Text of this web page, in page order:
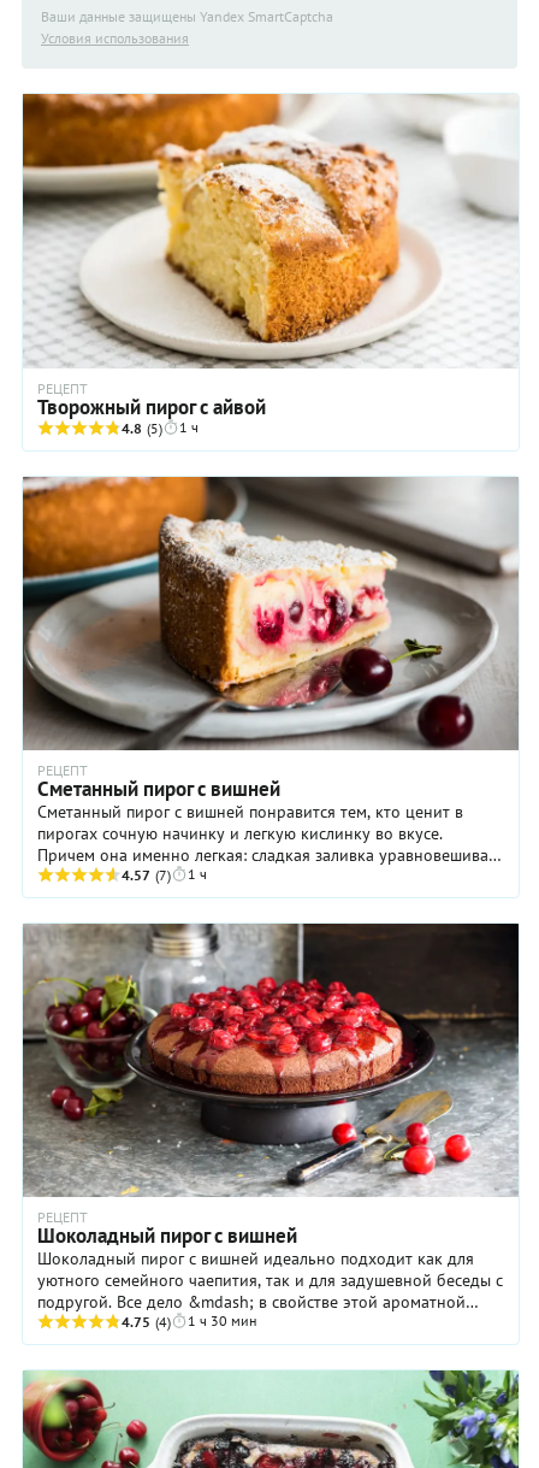
Ваши данные защищены Yandex SmartCaptcha
Условия использования
РЕЦЕПТ
Творожный пирог с айвой
4.8 (5) 1 ч
РЕЦЕПТ
Сметанный пирог с вишней
Сметанный пирог с вишней понравится тем, кто ценит в
пирогах сочную начинку и легкую кислинку во вкусе.
Причем она именно легкая: сладкая заливка уравновешивает
резковатые фруктовые ноты. Ну а нежное ...
4.57 (7) 1 ч
РЕЦЕПТ
Шоколадный пирог с вишней
Шоколадный пирог с вишней идеально подходит как для
уютного семейного чаепития, так и для задушевной беседы с
подругой. Все дело &mdash; в свойстве этой ароматной
выпечки умиротворять, снимать нервное ...
4.75 (4) 1 ч 30 мин